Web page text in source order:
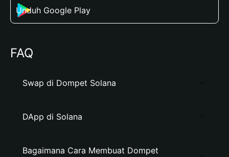
Unduh Google Play
FAQ
Swap di Dompet Solana
DApp di Solana
Bagaimana Cara Membuat Dompet